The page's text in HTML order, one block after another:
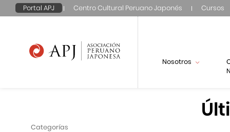
Portal APJ Centro Cultural Peruano Japonés Cursos
Nosotros
Categorías